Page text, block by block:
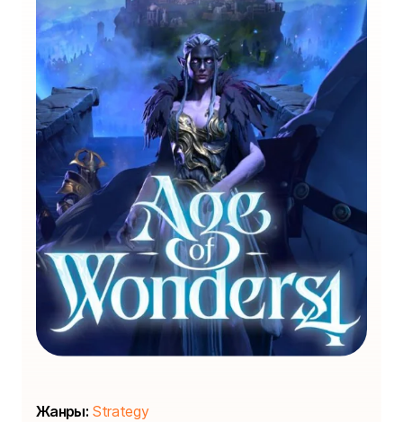
Жанры: Strategy